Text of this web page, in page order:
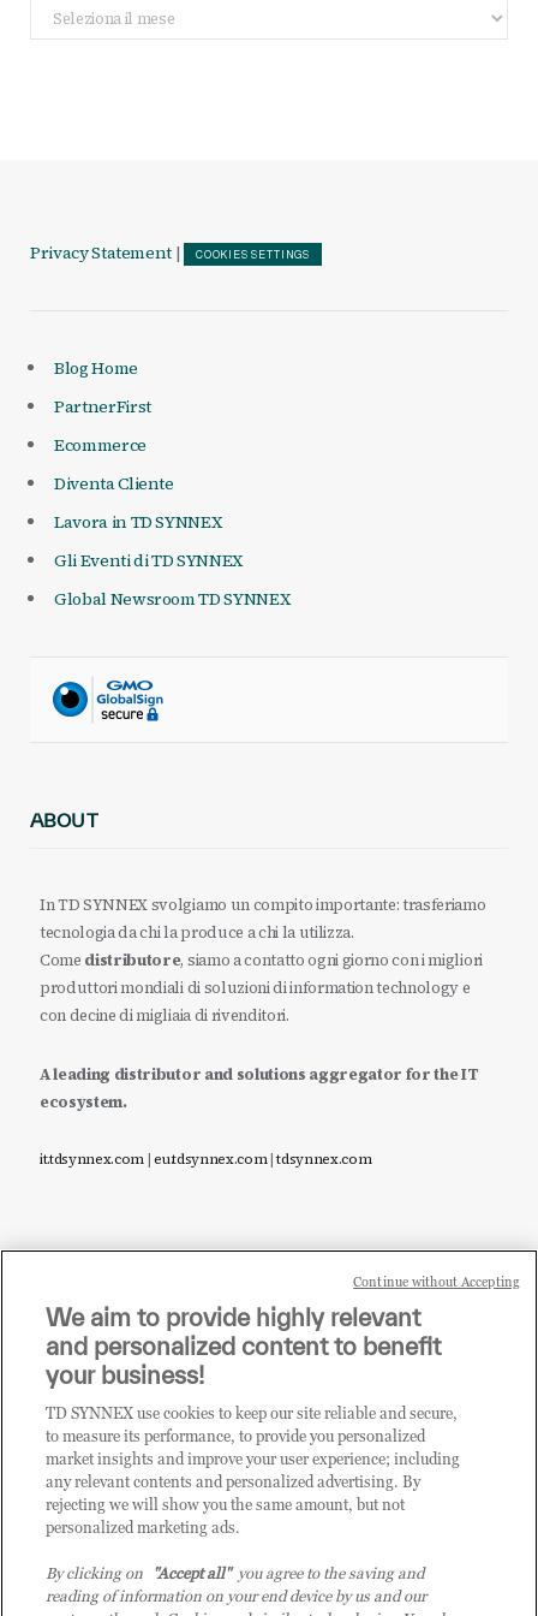
Archivio
Articoli
Privacy Statement | COOKIES SETTINGS
Blog Home
PartnerFirst
Ecommerce
Diventa Cliente
Lavora in TD SYNNEX
Gli Eventi di TD SYNNEX
Global Newsroom TD SYNNEX
ABOUT
In TD SYNNEX svolgiamo un compito importante: trasferiamo
tecnologia da chi la produce a chi la utilizza.
Come distributore, siamo a contatto ogni giorno con i migliori
produttori mondiali di soluzioni di information technology e
con decine di migliaia di rivenditori.
A leading distributor and solutions aggregator for the IT
ecosystem.
it.tdsynnex.com|eu.tdsynnex.com|tdsynnex.com
Sei un rivenditore di tecnologia e desideri acquistare
i prodotti o le soluzioni trattate sul blog?
CLICCA QUI E DIVENTA
CLIENTE TD SYNNEX
We aim to provide highly relevant
and personalized content to benefit
your business!
TD SYNNEX use cookies to keep our site reliable and secure,
to measure its performance, to provide you personalized
market insights and improve your user experience; including
any relevant contents and personalized advertising. By
rejecting we will show you the same amount, but not
personalized marketing ads.
By clicking on "Accept all"you agree to the saving and
reading of information on your end device by us and our
Continue without Accepting